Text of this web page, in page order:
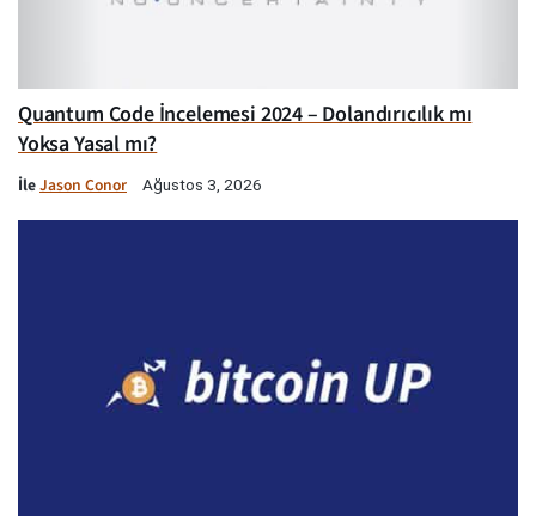
Quantum Code İncelemesi 2024 – Dolandırıcılık mı
Yoksa Yasal mı?
İleJason Conor Ağustos 3, 2026